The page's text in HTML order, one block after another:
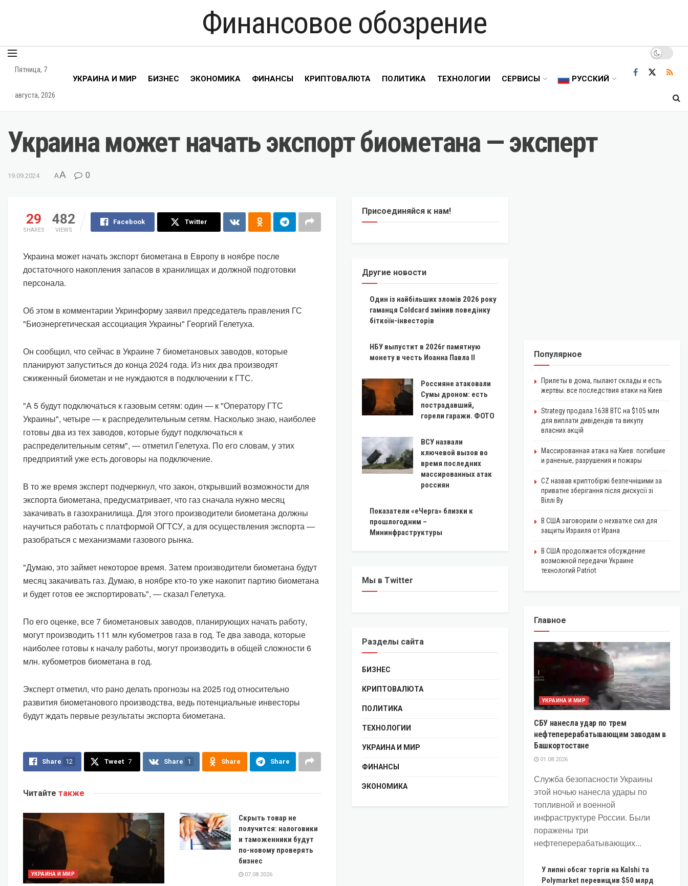
Финансовое обозрение
Пятница, 7
августа, 2026
УКРАИНА И МИР БИЗНЕС ЭКОНОМИКА ФИНАНСЫ КРИПТОВАЛЮТА ПОЛИТИКА ТЕХНОЛОГИИ СЕРВИСЫ РУССКИЙ
Украина может начать экспорт биометана — эксперт
19.09.2024 AA 0
29
SHARES
482
VIEWS
Facebook Twitter
Украина может начать экспорт биометана в Европу в ноябре после
достаточного накопления запасов в хранилищах и должной подготовки
персонала.
Об этом в комментарии Укринформу заявил председатель правления ГС
"Биоэнергетическая ассоциация Украины" Георгий Гелетуха.
Он сообщил, что сейчас в Украине 7 биометановых заводов, которые
планируют запуститься до конца 2024 года. Из них два производят
сжиженный биометан и не нуждаются в подключении к ГТС.
"А 5 будут подключаться к газовым сетям: один — к "Оператору ГТС
Украины", четыре — к распределительным сетям. Насколько знаю, наиболее
готовы два из тех заводов, которые будут подключаться к
распределительным сетям", — отметил Гелетуха. По его словам, у этих
предприятий уже есть договоры на подключение.
В то же время эксперт подчеркнул, что закон, открывший возможности для
экспорта биометана, предусматривает, что газ сначала нужно месяц
закачивать в газохранилища. Для этого производители биометана должны
научиться работать с платформой ОГТСУ, а для осуществления экспорта —
разобраться с механизмами газового рынка.
"Думаю, это займет некоторое время. Затем производители биометана будут
месяц закачивать газ. Думаю, в ноябре кто-то уже накопит партию биометана
и будет готов ее экспортировать", — сказал Гелетуха.
По его оценке, все 7 биометановых заводов, планирующих начать работу,
могут производить 111 млн кубометров газа в год. Те два завода, которые
наиболее готовы к началу работы, могут производить в общей сложности 6
млн. кубометров биометана в год.
Эксперт отметил, что рано делать прогнозы на 2025 год относительно
развития биометанового производства, ведь потенциальные инвесторы
будут ждать первые результаты экспорта биометана.
Share 12 Tweet 7 Share 1 Share Share
Читайте также
УКРАИНА И МИР
Скрыть товар не
получится: налоговики
и таможенники будут
по-новому проверять
бизнес
07.08.2026
Присоединяйся к нам!
Другие новости
Один із найбільших зломів 2026 року
гаманця Coldcard змінив поведінку
біткоїн-інвесторів
НБУ выпустит в 2026г памятную
монету в честь Иоанна Павла II
Россияне атаковали
Сумы дроном: есть
пострадавший,
горели гаражи. ФОТО
ВСУ назвали
ключевой вызов во
время последних
массированных атак
россиян
Показатели «еЧерга» близки к
прошлогодним –
Мининфраструктуры
Мы в Twitter
Разделы сайта
БИЗНЕС
КРИПТОВАЛЮТА
ПОЛИТИКА
ТЕХНОЛОГИИ
УКРАИНА И МИР
ФИНАНСЫ
ЭКОНОМИКА
Популярное
Прилеты в дома, пылают склады и есть
жертвы: все последствия атаки на Киев
Strategy продала 1638 BTC на $105 млн
для виплати дивідендів та викупу
власних акцій
Массированная атака на Киев: погибшие
и раненые, разрушения и пожары
CZ назвав криптобіржі безпечнішими за
приватне зберігання після дискусії зі
Віллі Ву
В США заговорили о нехватке сил для
защиты Израиля от Ирана
В США продолжается обсуждение
возможной передачи Украине
технологий Patriot
Главное
УКРАИНА И МИР
СБУ нанесла удар по трем
нефтеперерабатывающим заводам в
Башкортостане
01.08.2026
Служба безопасности Украины
этой ночью нанесла удары по
топливной и военной
инфраструктуре России. Были
поражены три
нефтеперерабатывающих...
У липні обсяг торгів на Kalshi та
Polymarket перевищив $50 млрд